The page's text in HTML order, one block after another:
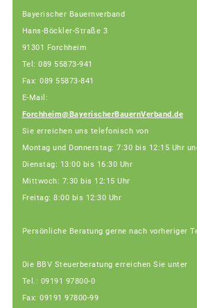
Bayerischer Bauernverband
Hans-Böckler-Straße 3
91301 Forchheim
Tel: 089 55873-941
Fax: 089 55873-841
E-Mail:
Forchheim@BayerischerBauernVerband.de
Sie erreichen uns telefonisch von
Montag und Donnerstag: 7:30 bis 12:15 Uhr
Dienstag: 13:00 bis 16:30 Uhr
Mittwoch: 7:30 bis 12:15 Uhr
Freitag: 8:00 bis 12:30 Uhr
Persönliche Beratung gerne nach vorheriger
Die BBV Steuerberatung erreichen Sie unter
Tel.: 09191 97800-0
Fax: 09191 97800-99